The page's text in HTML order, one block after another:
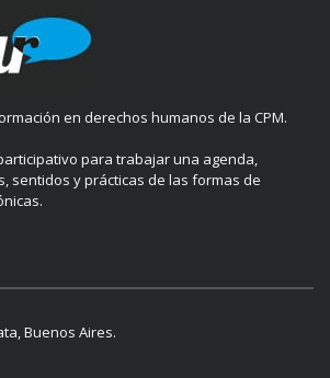
en derechos humanos de la CPM.
para trabajar una agenda,
sentidos y prácticas de las formas de
Buenos Aires.